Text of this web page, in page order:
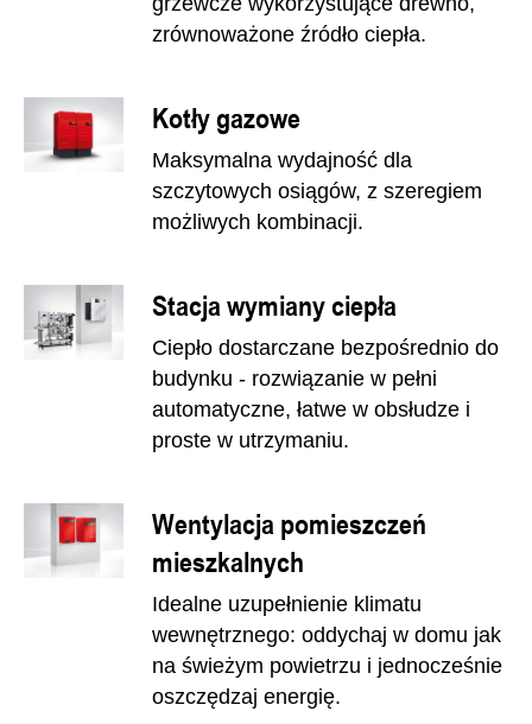
zrównoważone źródło ciepła.
Kotły gazowe
Maksymalna wydajność dla
szczytowych osiągów, z szeregiem
możliwych kombinacji.
Stacja wymiany ciepła
Ciepło dostarczane bezpośrednio do
budynku - rozwiązanie w pełni
automatyczne, łatwe w obsłudze i
proste w utrzymaniu.
Wentylacja pomieszczeń
mieszkalnych
Idealne uzupełnienie klimatu
wewnętrznego: oddychaj w domu jak
na świeżym powietrzu i jednocześnie
oszczędzaj energię.